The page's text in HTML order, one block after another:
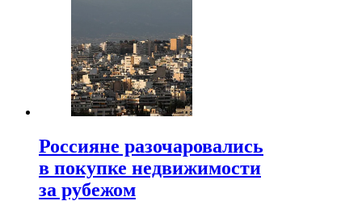
Россияне разочаровались
в покупке недвижимости
за рубежом